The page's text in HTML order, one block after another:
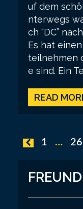
uf dem
nterwegs
ch “DC”
Es hat
teilnehmen
e sind. Ein
READ
P
1 … 26